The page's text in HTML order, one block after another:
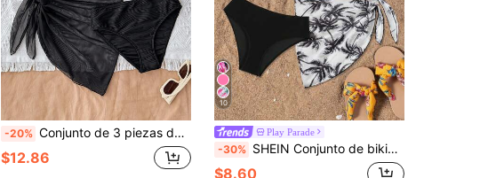
-20% Conjunto de 3 piezas de bikini negro para adolescentes, estilo de moda minimalista adecuado para natación y uso en la playa
$12.86
10
Play Parade
-30% SHEIN Conjunto de bikini de 3 piezas para adolescentes: Top de halter de punto de unicolor lindo con diseño de volantes, Bottom de traje de baño plisada y falda pareo estampada. Estilo elegante y casual, adecuado para nadar, playa y vacaciones en verano. Vacaciones de verano, Navidad, Año Nuevo, San Valentín, conjunto de bikini de 3 piezas con falda pareo, conjunto de bikini modesto
$8.60